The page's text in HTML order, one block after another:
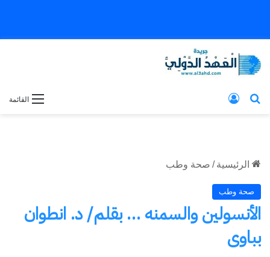
القائمة بحث عن
الرئيسية / صحة وطب
صحة وطب
الأنسولين والسمنه … بقلم/ د. انطوان
بباوى